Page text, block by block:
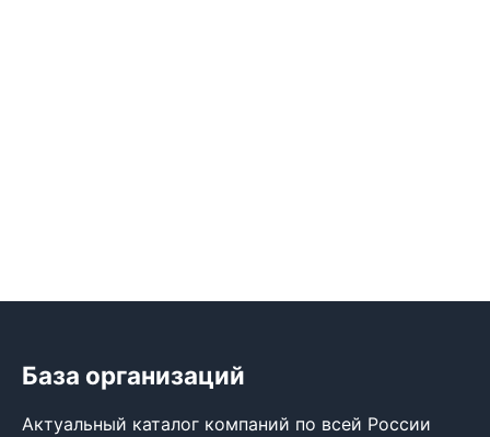
База организаций
Актуальный каталог компаний по всей России